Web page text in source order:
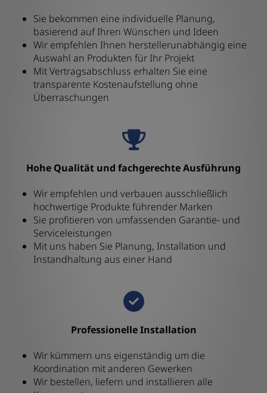
Sie bekommen eine individuelle Planung,
basierend auf Ihren Wünschen und Ideen
Wir empfehlen Ihnen herstellerunabhängig eine
Auswahl an Produkten für Ihr Projekt
Mit Vertragsabschluss erhalten Sie eine
transparente Kostenaufstellung ohne
Überraschungen
Hohe Qualität und fachgerechte Ausführung
Wir empfehlen und verbauen ausschließlich
hochwertige Produkte führender Marken
Sie profitieren von umfassenden Garantie- und
Serviceleistungen
Mit uns haben Sie Planung, Installation und
Instandhaltung aus einer Hand
Professionelle Installation
Wir kümmern uns eigenständig um die
Koordination mit anderen Gewerken
Wir bestellen, liefern und installieren alle